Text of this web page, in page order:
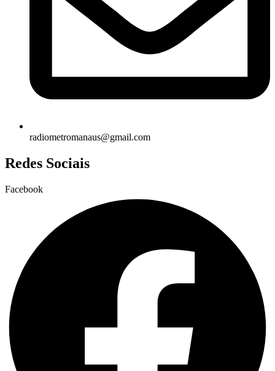
radiometromanaus@gmail.com
Redes Sociais
Facebook